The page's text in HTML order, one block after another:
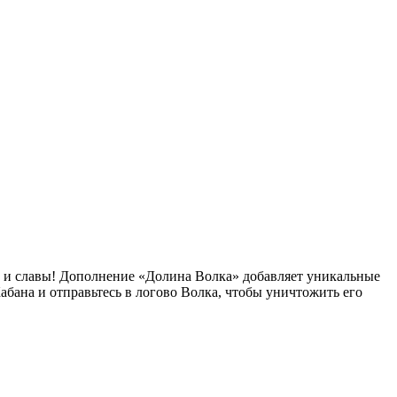
славы! Дополнение «Долина Волка» добавляет уникальные
и отправьтесь в логово Волка, чтобы уничтожить его